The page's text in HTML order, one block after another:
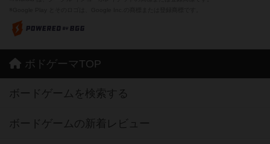
ボドゲーマTOP
ボードゲームを検索する
ボードゲームの新着レビュー